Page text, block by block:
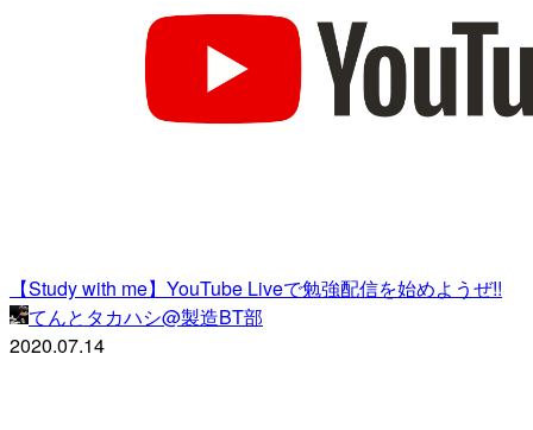
【Study with me】YouTube Liveで勉強配信を始めようぜ!!
てんとタカハシ@製造BT部
2020.07.14